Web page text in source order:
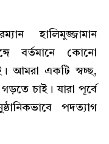
হালিমুজ্জামান
বর্তমানে কোনো
আমরা একটি স্বচ্ছ,
চাই। যারা পূর্বে
পদত্যাগ